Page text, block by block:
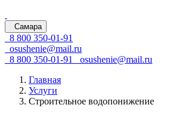
Самара
8 800 350-01-91
osushenie@mail.ru
8 800 350-01-91
osushenie@mail.ru
Главная
Услуги
Строительное водопонижение